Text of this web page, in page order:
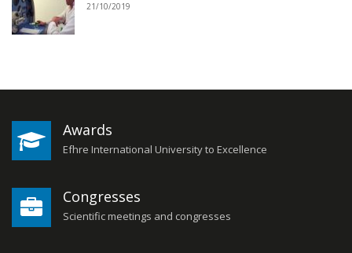
21/10/2019
Awards
Efhre International University to Excellence
Congresses
Scientific meetings and congresses